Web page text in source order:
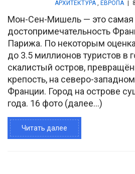
АРХИТЕКТУРА ЕВРОПА |
Мон-Сен-Мишель — это
достопримечательность
Парижа. По некоторым
до 3.5 миллионов туристов в
скалистый остров,
крепость, на северо-
Франции. Город на острове
года. 16 фото (далее…)
Читать далее